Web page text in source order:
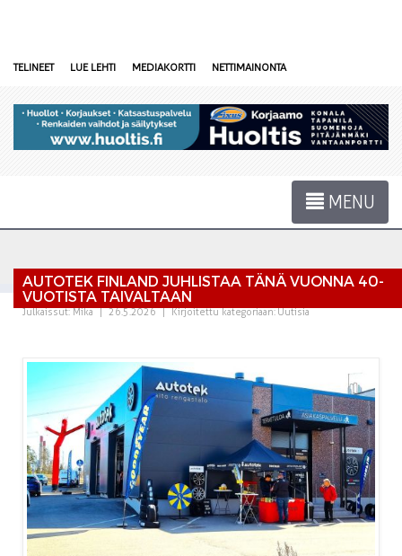
TELINEET LUE LEHTI MEDIAKORTTI NETTIMAINONTA
MENU
AUTOTEK FINLAND JUHLISTAA TÄNÄ VUONNA 40-
VUOTISTA TAIVALTAAN
Julkaissut:Mika | 26.5.2026 | Kirjoitettu kategoriaan:Uutisia